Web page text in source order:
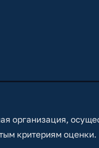
организация,
критериям оценки.